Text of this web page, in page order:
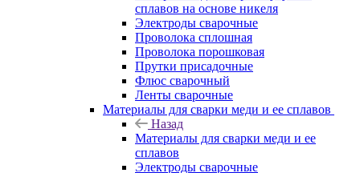
сплавов на основе никеля
Электроды сварочные
Проволока сплошная
Проволока порошковая
Прутки присадочные
Флюс сварочный
Ленты сварочные
Материалы для сварки меди и ее сплавов
Назад
Материалы для сварки меди и ее
сплавов
Электроды сварочные